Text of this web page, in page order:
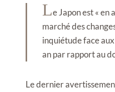
Le Japon est «
marché des
inquiétude face
an par rapport au
Le dernier